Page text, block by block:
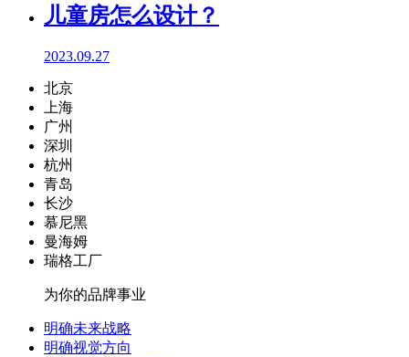
儿童房怎么设计？
2023.09.27
北京
上海
广州
深圳
杭州
青岛
长沙
慕尼黑
曼海姆
瑞格工厂
为你的品牌事业
明确未来战略
明确视觉方向